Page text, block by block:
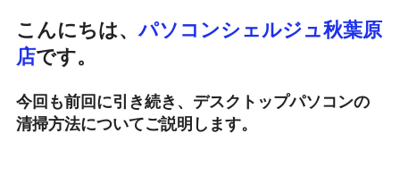
こんにちは、パソコンシェルジュ秋葉原
店です。
今回も前回に引き続き、デスクトップパソコンの
清掃方法についてご説明します。